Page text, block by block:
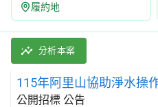
履約地
115年阿里山協助淨水操作
採購類別：勞務類 污水及垃
分析本案
115年阿里山協助淨水操
公開招標 公告